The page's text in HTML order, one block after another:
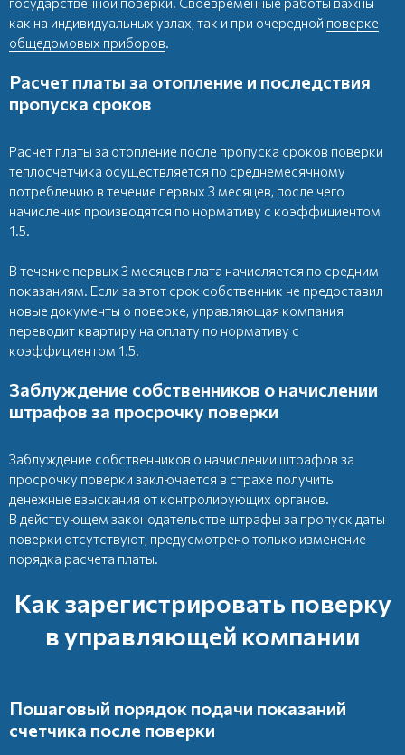
как на индивидуальных узлах, так и при очередной поверке
общедомовых приборов.
Расчет платы за отопление и последствия
пропуска сроков
Расчет платы за отопление после пропуска сроков поверки
теплосчетчика осуществляется по среднемесячному
потреблению в течение первых 3 месяцев, после чего
начисления производятся по нормативу с коэффициентом
1.5.
В течение первых 3 месяцев плата начисляется по средним
показаниям. Если за этот срок собственник не предоставил
новые документы о поверке, управляющая компания
переводит квартиру на оплату по нормативу с
коэффициентом 1.5.
Заблуждение собственников о начислении
штрафов за просрочку поверки
Заблуждение собственников о начислении штрафов за
просрочку поверки заключается в страхе получить
денежные взыскания от контролирующих органов.
В действующем законодательстве штрафы за пропуск даты
поверки отсутствуют, предусмотрено только изменение
порядка расчета платы.
Как зарегистрировать поверку
в управляющей компании
Пошаговый порядок подачи показаний
счетчика после поверки